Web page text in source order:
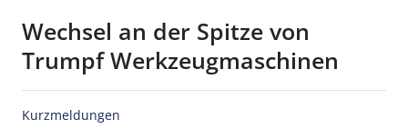
Wechsel an der Spitze von
Trumpf Werkzeugmaschinen
Kurzmeldungen